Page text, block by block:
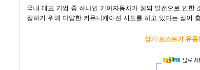
국내 대표 기업 중 하나인 기아자동차가 웹의 발전으로 인한
장하기 위해 다양한 커뮤니케이션 시도를 하고 있다는 점이
상기 포스트가 유용